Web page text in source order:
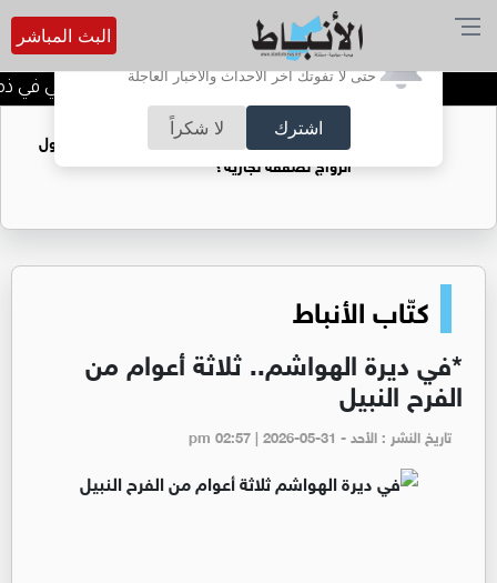
أترغب في تفعيل الإشعارات؟
حتى لا تفوتك آخر الأحداث والأخبار العاجلة
اشترك لا شكراً
البث المباشر
الحاجة خالدة محمود الكرمي في ذمة
فتيات يستغللنه لتحقيق مكاسب مادية.. هل تحول
الزواج لصفقة تجارية؟
كتّاب الأنباط
*في ديرة الهواشم.. ثلاثة أعوام من
الفرح النبيل
تاريخ النشر : الأحد - pm 02:57 | 2026-05-31